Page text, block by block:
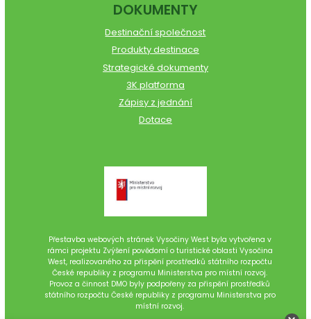
DOKUMENTY
Destinační společnost
Produkty destinace
Strategické dokumenty
3K platforma
Zápisy z jednání
Dotace
Přestavba webových stránek Vysočiny West byla vytvořena v
rámci projektu Zvýšení povědomí o turistické oblasti Vysočina
West, realizovaného za přispění prostředků státního rozpočtu
České republiky z programu Ministerstva pro místní rozvoj.
Provoz a činnost DMO byly podpořeny za přispění prostředků
státního rozpočtu České republiky z programu Ministerstva pro
místní rozvoj.